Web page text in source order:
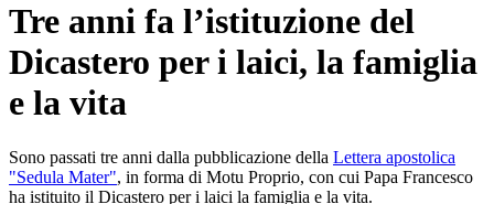
Tre anni fa l’istituzione del
Dicastero per i laici, la famiglia
e la vita
Sono passati tre anni dalla pubblicazione della Lettera apostolica
"Sedula Mater", in forma di Motu Proprio, con cui Papa Francesco
ha istituito il Dicastero per i laici la famiglia e la vita.